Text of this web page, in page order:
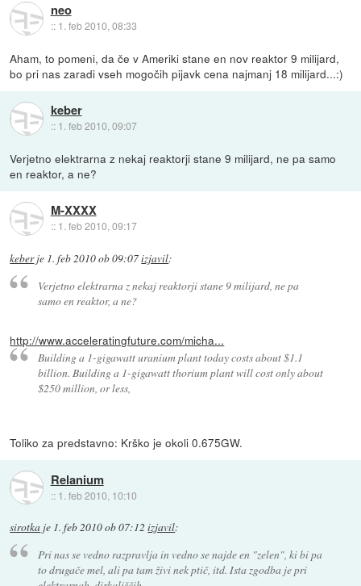
neo
:: 1. feb 2010, 08:33
Aham, to pomeni, da če v Ameriki stane en nov reaktor 9 milijard,
bo pri nas zaradi vseh mogočih pijavk cena najmanj 18 milijard...:)
keber
:: 1. feb 2010, 09:07
Verjetno elektrarna z nekaj reaktorji stane 9 milijard, ne pa samo
en reaktor, a ne?
M-XXXX
:: 1. feb 2010, 09:17
keberje 1. feb 2010 ob 09:07izjavil:
Verjetno elektrarna z nekaj reaktorji stane 9 milijard, ne pa
samo en reaktor, a ne?
http://www.acceleratingfuture.com/micha...
Building a 1-gigawatt uranium plant today costs about $1.1
billion. Building a 1-gigawatt thorium plant will cost only about
$250 million, or less,
Toliko za predstavno: Krško je okoli 0.675GW.
Relanium
:: 1. feb 2010, 10:10
sirotka je 1. feb 2010 ob 07:12 izjavil:
Pri nas se vedno razpravlja in vedno se najde en "zelen", ki bi pa
to drugače mel, ali pa tam živi nek ptič, itd. Ista zgodba je pri